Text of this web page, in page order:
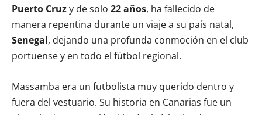
Puerto Cruzy de solo 22 años, ha fallecido de
manera repentina durante un viaje a su país natal,
Senegal, dejando una profunda conmoción en el club
portuense y en todo el fútbol regional.
Massamba era un futbolista muy querido dentro y
fuera del vestuario. Su historia en Canarias fue un